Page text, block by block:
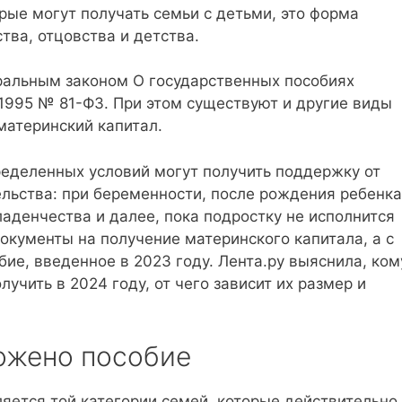
могут получать семьи с детьми, это форма
отцовства и детства.
законом О государственных пособиях
№ 81-ФЗ. При этом существуют и другие виды
капитал.
условий могут получить поддержку от
при беременности, после рождения
и далее, пока подростку не исполнится
на получение материнского капитала, а с
введенное в 2023 году. Лента.ру выяснила,
в 2024 году, от чего зависит их размер и
пособие